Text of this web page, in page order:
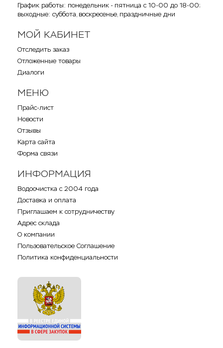
График работы: понедельник - пятница с 10-00 до 18-00;
выходные: суббота, воскресенье, праздничные дни
МОЙ КАБИНЕТ
Отследить заказ
Отложенные товары
Диалоги
МЕНЮ
Прайс-лист
Новости
Отзывы
Карта сайта
Форма связи
ИНФОРМАЦИЯ
Водоочистка с 2004 года
Доставка и оплата
Приглашаем к сотрудничеству
Адрес склада
О компании
Пользовательское Соглашение
Политика конфиденциальности